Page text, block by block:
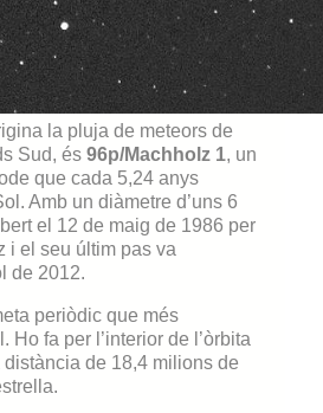
la pluja de meteors de
Sud, és 96p/Machholz 1, un
que cada 5,24 anys
Amb un diàmetre d’uns 6
el 12 de maig de 1986 per
i el seu últim pas va
de 2012.
periòdic que més
Ho fa per l’interior de l’òrbita
de 18,4 milions de